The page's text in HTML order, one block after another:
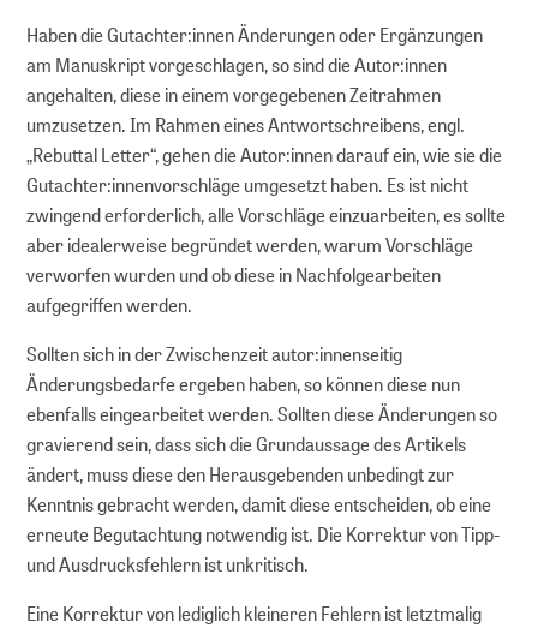
Haben die Gutachter:innen Änderungen oder Ergänzungen
am Manuskript vorgeschlagen, so sind die Autor:innen
angehalten, diese in einem vorgegebenen Zeitrahmen
umzusetzen. Im Rahmen eines Antwortschreibens, engl.
„Rebuttal Letter“, gehen die Autor:innen darauf ein, wie sie die
Gutachter:innenvorschläge umgesetzt haben. Es ist nicht
zwingend erforderlich, alle Vorschläge einzuarbeiten, es sollte
aber idealerweise begründet werden, warum Vorschläge
verworfen wurden und ob diese in Nachfolgearbeiten
aufgegriffen werden.
Sollten sich in der Zwischenzeit autor:innenseitig
Änderungsbedarfe ergeben haben, so können diese nun
ebenfalls eingearbeitet werden. Sollten diese Änderungen so
gravierend sein, dass sich die Grundaussage des Artikels
ändert, muss diese den Herausgebenden unbedingt zur
Kenntnis gebracht werden, damit diese entscheiden, ob eine
erneute Begutachtung notwendig ist. Die Korrektur von Tipp-
und Ausdrucksfehlern ist unkritisch.
Eine Korrektur von lediglich kleineren Fehlern ist letztmalig